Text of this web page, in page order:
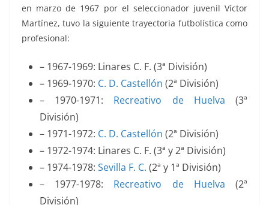
en marzo de 1967 por el seleccionador juvenil Víctor
Martínez, tuvo la siguiente trayectoria futbolística como
profesional:
– 1967-1969: Linares C. F. (3ª División)
– 1969-1970: C. D. Castellón (2ª División)
– 1970-1971: Recreativo de Huelva (3ª
División)
– 1971-1972: C. D. Castellón (2ª División)
– 1972-1974: Linares C. F. (3ª y 2ª División)
– 1974-1978: Sevilla F. C. (2ª y 1ª División)
– 1977-1978: Recreativo de Huelva (2ª
División)